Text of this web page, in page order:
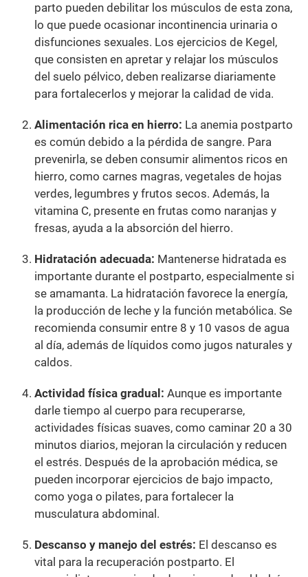
parto pueden debilitar los músculos de esta zona,
lo que puede ocasionar incontinencia urinaria o
disfunciones sexuales. Los ejercicios de Kegel,
que consisten en apretar y relajar los músculos
del suelo pélvico, deben realizarse diariamente
para fortalecerlos y mejorar la calidad de vida.
Alimentación rica en hierro: La anemia postparto
es común debido a la pérdida de sangre. Para
prevenirla, se deben consumir alimentos ricos en
hierro, como carnes magras, vegetales de hojas
verdes, legumbres y frutos secos. Además, la
vitamina C, presente en frutas como naranjas y
fresas, ayuda a la absorción del hierro.
Hidratación adecuada: Mantenerse hidratada es
importante durante el postparto, especialmente si
se amamanta. La hidratación favorece la energía,
la producción de leche y la función metabólica. Se
recomienda consumir entre 8 y 10 vasos de agua
al día, además de líquidos como jugos naturales y
caldos.
Actividad física gradual: Aunque es importante
darle tiempo al cuerpo para recuperarse,
actividades físicas suaves, como caminar 20 a 30
minutos diarios, mejoran la circulación y reducen
el estrés. Después de la aprobación médica, se
pueden incorporar ejercicios de bajo impacto,
como yoga o pilates, para fortalecer la
musculatura abdominal.
Descanso y manejo del estrés: El descanso es
vital para la recuperación postparto. El